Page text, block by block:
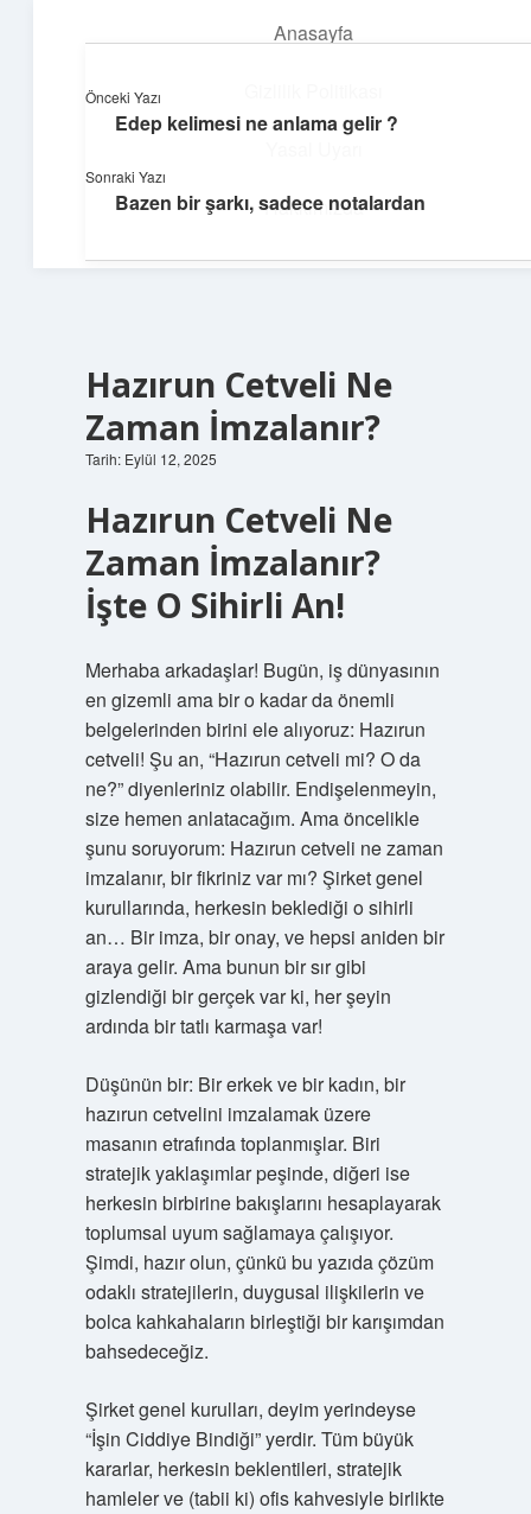
Anasayfa
Hakkımızda
Huzurlu Yaşam Tüyoları
Hayatına ferahlık katan öneriler!
Hazırun Cetveli Ne
Zaman İmzalanır?
Tarih: Eylül 12, 2025
Hazırun Cetveli Ne
Zaman İmzalanır?
İşte O Sihirli An!
Merhaba arkadaşlar! Bugün, iş dünyasının
en gizemli ama bir o kadar da önemli
belgelerinden birini ele alıyoruz: Hazırun
cetveli! Şu an, “Hazırun cetveli mi? O da
ne?” diyenleriniz olabilir. Endişelenmeyin,
size hemen anlatacağım. Ama öncelikle
şunu soruyorum: Hazırun cetveli ne zaman
imzalanır, bir fikriniz var mı? Şirket genel
kurullarında, herkesin beklediği o sihirli
an… Bir imza, bir onay, ve hepsi aniden bir
araya gelir. Ama bunun bir sır gibi
gizlendiği bir gerçek var ki, her şeyin
ardında bir tatlı karmaşa var!
Düşünün bir: Bir erkek ve bir kadın, bir
hazırun cetvelini imzalamak üzere
masanın etrafında toplanmışlar. Biri
stratejik yaklaşımlar peşinde, diğeri ise
herkesin birbirine bakışlarını hesaplayarak
toplumsal uyum sağlamaya çalışıyor.
Şimdi, hazır olun, çünkü bu yazıda çözüm
odaklı stratejilerin, duygusal ilişkilerin ve
bolca kahkahaların birleştiği bir karışımdan
bahsedeceğiz.
Şirket genel kurulları, deyim yerindeyse
“İşin Ciddiye Bindiği” yerdir. Tüm büyük
kararlar, herkesin beklentileri, stratejik
hamleler ve (tabii ki) ofis kahvesiyle birlikte
Önceki Yazı
Edep kelimesi ne anlama gelir ?
Sonraki Yazı
Bazen bir şarkı, sadece notalardan